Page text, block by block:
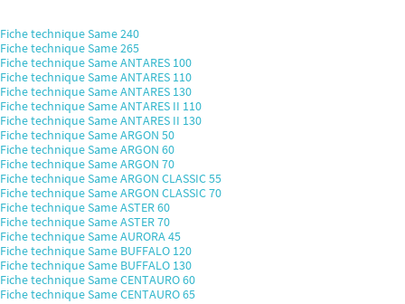
Fiche technique Same 240
Fiche technique Same 265
Fiche technique Same ANTARES 100
Fiche technique Same ANTARES 110
Fiche technique Same ANTARES 130
Fiche technique Same ANTARES II 110
Fiche technique Same ANTARES II 130
Fiche technique Same ARGON 50
Fiche technique Same ARGON 60
Fiche technique Same ARGON 70
Fiche technique Same ARGON CLASSIC 55
Fiche technique Same ARGON CLASSIC 70
Fiche technique Same ASTER 60
Fiche technique Same ASTER 70
Fiche technique Same AURORA 45
Fiche technique Same BUFFALO 120
Fiche technique Same BUFFALO 130
Fiche technique Same CENTAURO 60
Fiche technique Same CENTAURO 65